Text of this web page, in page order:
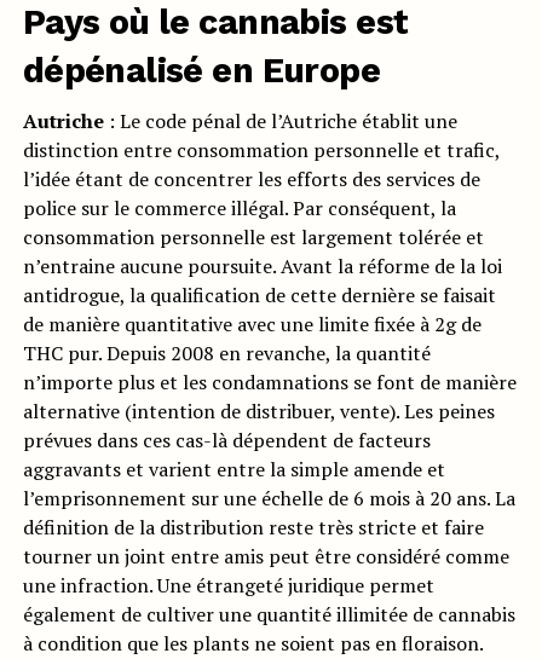
Pays où le cannabis est
dépénalisé en Europe
Autriche: Le code pénal de l’Autriche établit une
distinction entre consommation personnelle et trafic,
l’idée étant de concentrer les efforts des services de
police sur le commerce illégal. Par conséquent, la
consommation personnelle est largement tolérée et
n’entraine aucune poursuite. Avant la réforme de la loi
antidrogue, la qualification de cette dernière se faisait
de manière quantitative avec une limite fixée à 2g de
THC pur. Depuis 2008 en revanche, la quantité
n’importe plus et les condamnations se font de manière
alternative (intention de distribuer, vente). Les peines
prévues dans ces cas-là dépendent de facteurs
aggravants et varient entre la simple amende et
l’emprisonnement sur une échelle de 6 mois à 20 ans. La
définition de la distribution reste très stricte et faire
tourner un joint entre amis peut être considéré comme
une infraction. Une étrangeté juridique permet
également de cultiver une quantité illimitée de cannabis
à condition que les plants ne soient pas en floraison.